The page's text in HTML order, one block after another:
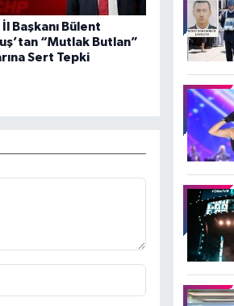
İl Başkanı Bülent
“Mutlak Butlan”
Sert Tepki